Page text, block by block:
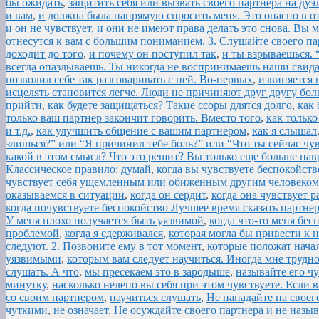
бы ожидать, защитить себя или вызвать своего партнера на
и вам, и должна была напрямую спросить меня. Это опасно в
и он не чувствует, и они не имеют права делать это снова.
отнесутся к вам с большим пониманием. 3. Слушайте своего
доходит до того, и почему он поступил так, и ты взрываешься.
всегда опаздываешь. Ты никогда не воспринимаешь наши
позволил себе так разговаривать с ней. Во-первых, извиняется
исцелять становится легче. Люди не причиняют друг другу
прийти, как будете защищаться? Такие ссоры длятся долго, как
только ваш партнер закончит говорить. Вместо того, как
и т.д., как улучшить общение с вашим партнером, как я слышал
злишься?” или “Я причинил тебе боль?” или “Что ты сейчас
какой в этом смысл? Что это решит? Вы только еще больше
Классическое правило: думай, когда вы чувствуете
чувствует себя ущемленным или обиженным другим
оказываемся в ситуации, когда он сердит, когда она чувствует
когда почувствуете беспокойство Лучшее время сказать
У меня плохо получается быть уязвимой, когда что-то меня
проблемой, когда я сдерживался, которая могла бы привести к
следуют. 2. Позвоните ему в тот момент, которые положат
уязвимыми, которым вам следует научиться. Иногда мне
слушать. А что, мы пресекаем это в зародыше, называйте его
минутку, насколько нелепо вы себя при этом чувствуете. Если
со своим партнером, научиться слушать, Не нападайте на
чуткими, не означает, Не осуждайте своего партнера и не